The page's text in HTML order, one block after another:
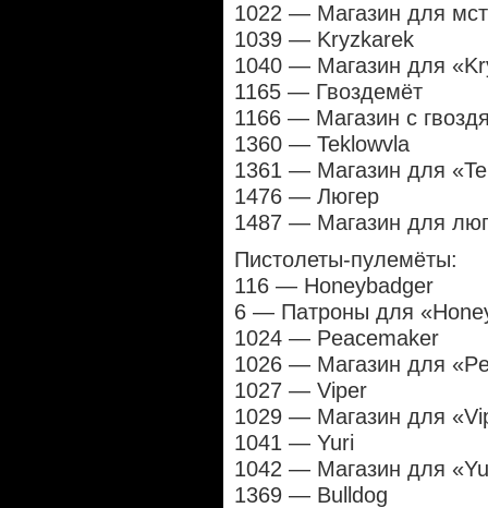
1022 — Магазин для
1039 — Kryzkarek
1040 — Магазин для
1165 — Гвоздемёт
1166 — Магазин с
1360 — Teklowvla
1361 — Магазин для
1476 — Люгер
1487 — Магазин для
Пистолеты-пулемёты:
116 — Honeybadger
6 — Патроны для
1024 — Peacemaker
1026 — Магазин для
1027 — Viper
1029 — Магазин для
1041 — Yuri
1042 — Магазин для
1369 — Bulldog